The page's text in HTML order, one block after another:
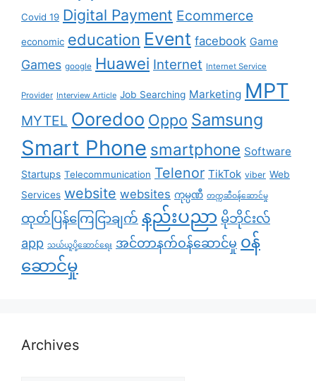
Covid 19 Digital Payment Ecommerce
economic education Event facebook Game
Games google Huawei Internet Internet Service
Provider Interview Article Job Searching Marketing MPT
MYTEL Ooredoo Oppo Samsung
Smart Phone smartphone Software
Startups Telecommunication Telenor TikTok viber Web
Services website websites ကုမ္ပဏီ တက္ကဆီဝန်ဆောင်မှု
ထုတ်ပြန်ကြေငြာချက် နည်းပညာ မိုဘိုင်းလ်
app သယ်ယူပို့ဆောင်ရေး အင်တာနက်ဝန်ဆောင်မှု ၀န်
ဆောင်မှု
Archives